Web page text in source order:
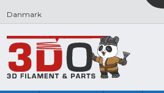
Danmark